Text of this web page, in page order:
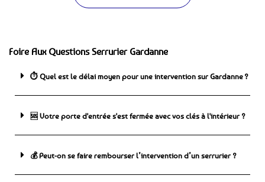
Foire Aux Questions Serrurier Gardanne
⏱️ Quel est le délai moyen pour une intervention sur Gardanne ?
🆘 ️Votre porte d'entrée s'est fermée avec vos clés à l'intérieur ?
💰 Peut-on se faire rembourser l’intervention d’un serrurier ?